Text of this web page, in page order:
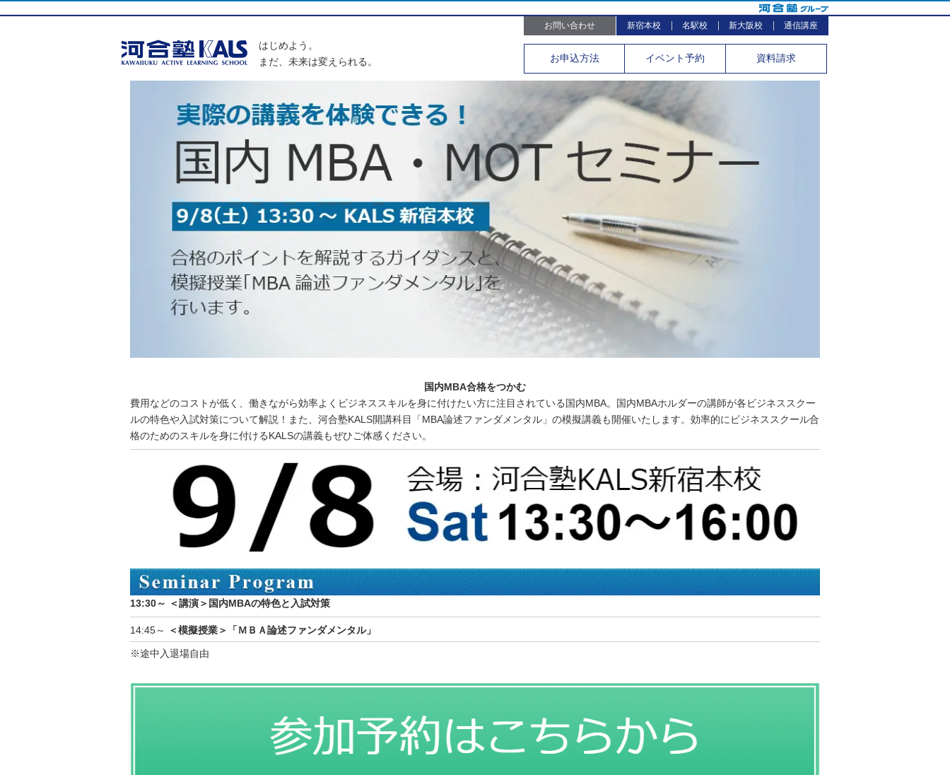
はじめよう。
まだ、未来は変えられる。
新宿本校 名駅校 新大阪校 通信講座
お問い合わせ
お申込方法 イベント予約 資料請求
国内MBA合格をつかむ
費用などのコストが低く、働きながら効率よくビジネススキルを身に付けたい方に注目されている国内MBA。国内MBAホルダーの講師が各ビジネススクー
ルの特色や入試対策について解説！また、河合塾KALS開講科目「MBA論述ファンダメンタル」の模擬講義も開催いたします。効率的にビジネススクール合
格のためのスキルを身に付けるKALSの講義もぜひご体感ください。
13:30～ ＜講演＞国内MBAの特色と入試対策
14:45～ ＜模擬授業＞「ＭＢＡ論述ファンダメンタル」
※途中入退場自由